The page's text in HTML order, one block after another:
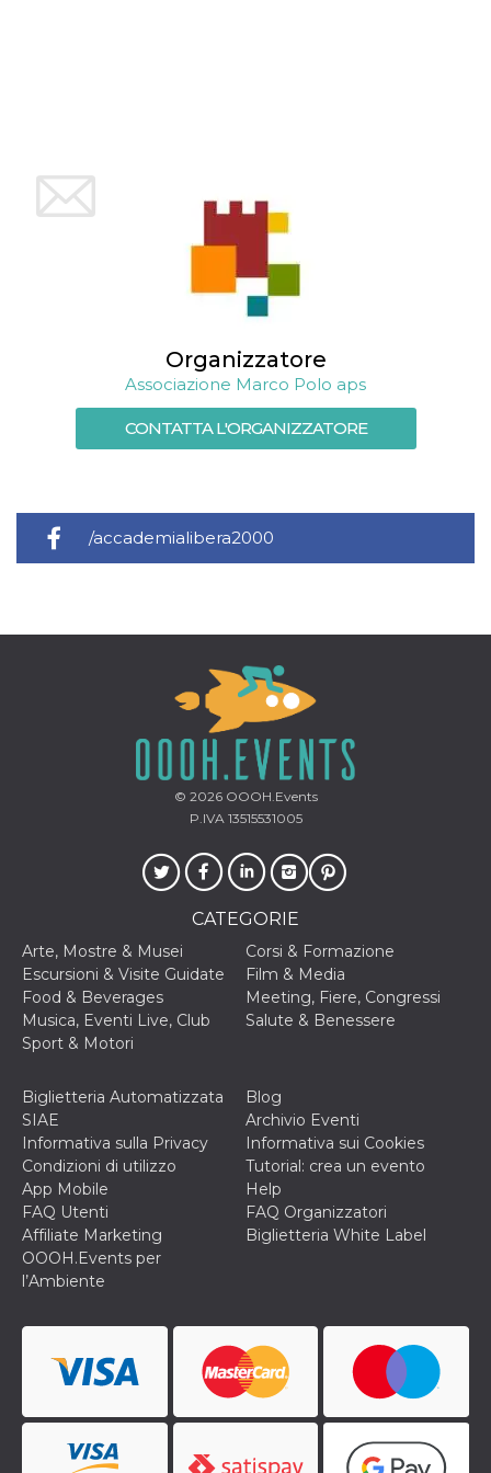
Organizzatore
Associazione Marco Polo aps
CONTATTA L'ORGANIZZATORE
/accademialibera2000
© 2026OOOH.Events
P.IVA 13515531005
CATEGORIE
Arte, Mostre & Musei
Corsi & Formazione
Escursioni & Visite Guidate
Film & Media
Food & Beverages
Meeting, Fiere, Congressi
Musica, Eventi Live, Club
Salute & Benessere
Sport & Motori
Biglietteria Automatizzata
SIAE
Blog
Archivio Eventi
Informativa sulla Privacy
Informativa sui Cookies
Condizioni di utilizzo
Tutorial: crea un evento
App Mobile
Help
FAQ Utenti
FAQ Organizzatori
Affiliate Marketing
Biglietteria White Label
OOOH.Events per
l’Ambiente